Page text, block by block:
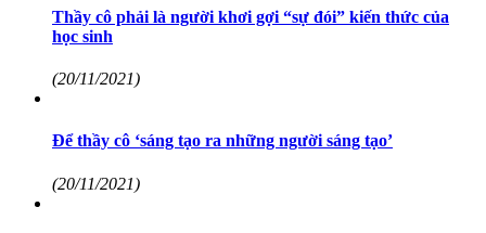
Thầy cô phải là người khơi gợi “sự đói” kiến thức của
học sinh
(20/11/2021)
Để thầy cô ‘sáng tạo ra những người sáng tạo’
(20/11/2021)